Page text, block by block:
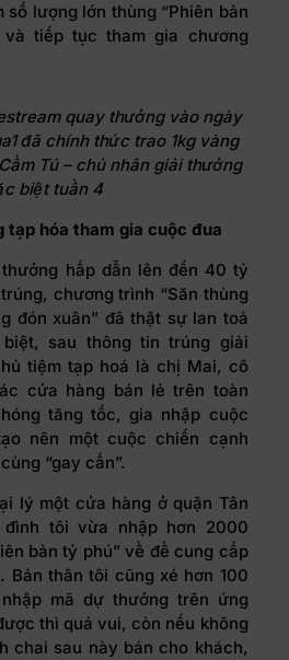
số lượng lớn thùng “Phiên bản
tiếp tục tham gia chương
quay thưởng vào ngày
đã chính thức trao 1kg vàng
Tú– chủ nhân giải thưởng
biệt tuần 4
tạp hóa tham gia cuộc đua
hấp dẫn lên đến 40 tỷ
chương trình “Săn thùng
đón xuân” đã thật sự lan toả
sau thông tin trúng giải
tiệm tạp hoá là chị Mai, cô
cửa hàng bán lẻ trên toàn
tăng tốc, gia nhập cuộc
nên một cuộc chiến cạnh
“gay cấn”.
lý một cửa hàng ở quận Tân
đình tôi vừa nhập hơn 2000
bản tỷ phú” về để cung cấp
Bản thân tôi cũng xé hơn 100
mã dự thưởng trên ứng
thì quá vui, còn nếu không
chai sau này bán cho khách,